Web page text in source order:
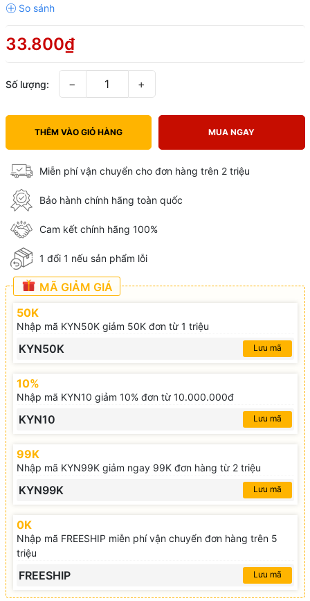
33.800₫
Số lượng: − +
THÊM VÀO GIỎ HÀNG MUA NGAY
Miễn phí vận chuyển cho đơn hàng trên 2 triệu
Bảo hành chính hãng toàn quốc
Cam kết chính hãng 100%
1 đổi 1 nếu sản phẩm lỗi
MÃ GIẢM GIÁ
50K
Nhập mã KYN50K giảm 50K đơn từ 1 triệu
KYN50K Lưu mã
10%
Nhập mã KYN10 giảm 10% đơn từ 10.000.000đ
KYN10 Lưu mã
99K
Nhập mã KYN99K giảm ngay 99K đơn hàng từ 2 triệu
KYN99K Lưu mã
0K
Nhập mã FREESHIP miễn phí vận chuyển đơn hàng trên 5
triệu
FREESHIP Lưu mã